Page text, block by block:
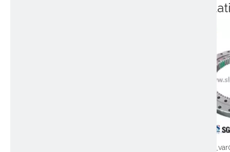
correlati